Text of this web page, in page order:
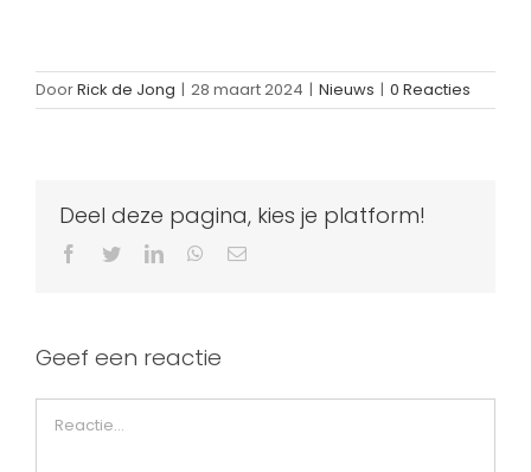
DoorRick de Jong | 28 maart 2024 | Nieuws | 0 Reacties
Deel deze pagina, kies je platform!
Facebook
TwitterLinkedInWhatsApp
E-
Geef een reactie